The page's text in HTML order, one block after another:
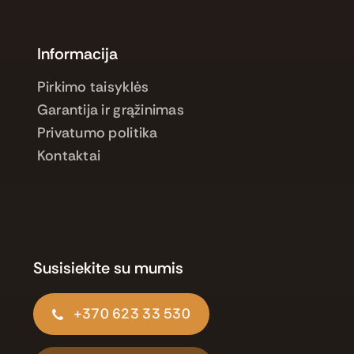
Informacija
Pirkimo taisyklės
Garantija ir grąžinimas
Privatumo politika
Kontaktai
Susisiekite su mumis
+370 623 33 530